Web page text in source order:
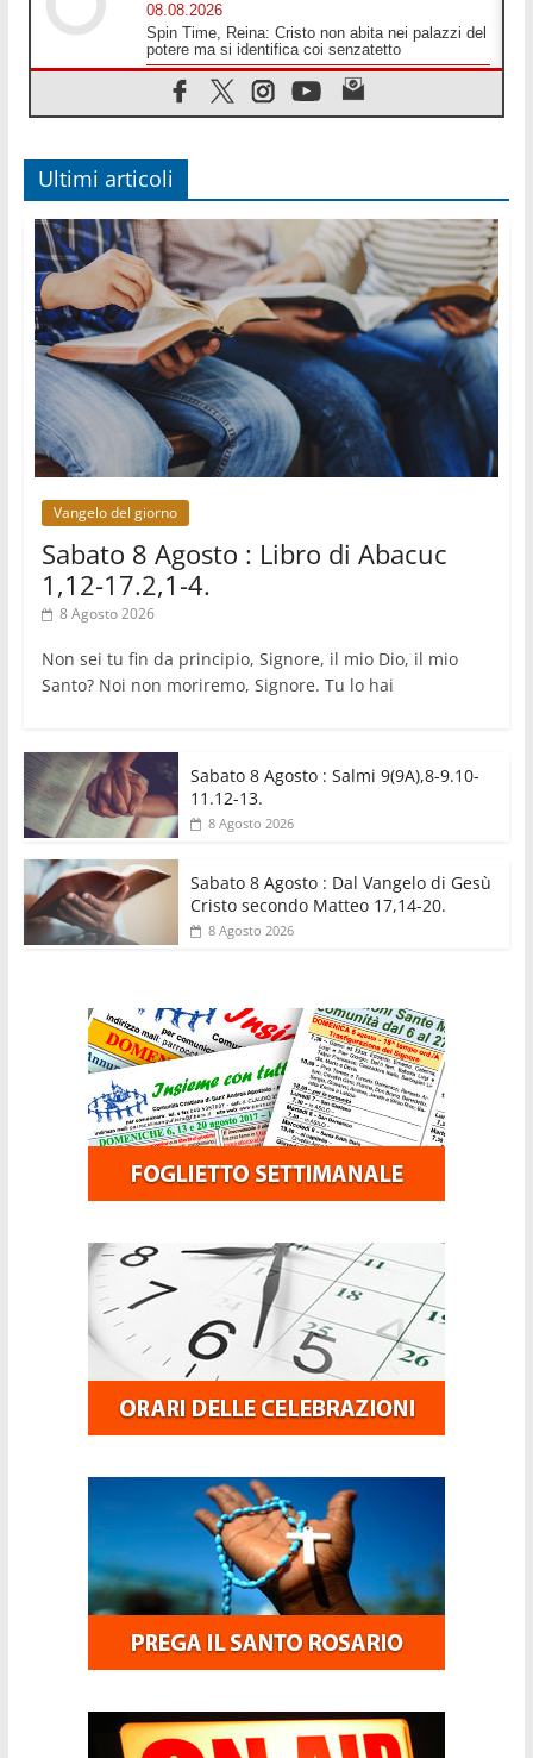
08.08.2026
Spin Time, Reina: Cristo non abita nei palazzi del
potere ma si identifica coi senzatetto
08.08.2026
SIGNIS 2026, la comunicazione al servizio del
Vangelo
Argentina, l'arcivescovo Colombo: "La visita del
Papa messaggio di pace e dignità"
08.08.2026
Tonalestate 2026, i giovani sconfiggono la paura
08.08.2026
Marcinelle, 70 anni dopo istituita la Giornata
europea per le vittime sul lavoro
08.08.2026
Arabia Saudita, Turchia e Pakistan stringono una
nuova alleanza militare in Medio Oriente
08.08.2026
Il Papa in Perù, il cardinale Castillo: spinta
all'unità in mezzo alle sfide del Paese
Ultimi articoli
Vangelo del giorno
Sabato 8 Agosto : Libro di Abacuc
1,12-17.2,1-4.
8 Agosto 2026
Non sei tu fin da principio, Signore, il mio Dio, il mio
Santo? Noi non moriremo, Signore. Tu lo hai
Sabato 8 Agosto : Salmi 9(9A),8-9.10-
11.12-13.
8 Agosto 2026
Sabato 8 Agosto : Dal Vangelo di Gesù
Cristo secondo Matteo 17,14-20.
8 Agosto 2026